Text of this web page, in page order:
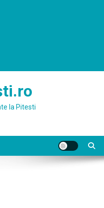
la Pitesti